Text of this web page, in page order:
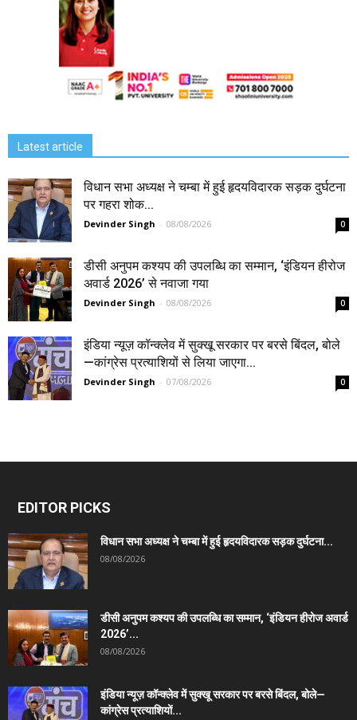
Latest article
विधान सभा अध्यक्ष ने चम्बा में हुई हृदयविदारक सड़क दुर्घटना
पर गहरा शोक...
Devinder Singh - 08/08/2026 0
डीसी अनुपम कश्यप की उपलब्धि का सम्मान, ‘इंडियन हीरोज
अवार्ड 2026’ से नवाजा गया
Devinder Singh - 08/08/2026 0
इंडिया न्यूज़ कॉन्क्लेव में सुक्खू सरकार पर बरसे बिंदल, बोले
—कांग्रेस प्रत्याशियों से लिया जाएगा...
Devinder Singh - 07/08/2026 0
EDITOR PICKS
विधान सभा अध्यक्ष ने चम्बा में हुई हृदयविदारक सड़क दुर्घटना...
08/08/2026
डीसी अनुपम कश्यप की उपलब्धि का सम्मान, ‘इंडियन हीरोज अवार्ड
2026’...
08/08/2026
इंडिया न्यूज़ कॉन्क्लेव में सुक्खू सरकार पर बरसे बिंदल, बोले—
कांग्रेस प्रत्याशियों...